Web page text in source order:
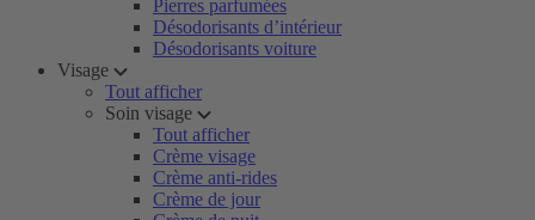
Pierres parfumées
Désodorisants d’intérieur
Désodorisants voiture
Visage
Tout afficher
Soin visage
Tout afficher
Crème visage
Crème anti-rides
Crème de jour